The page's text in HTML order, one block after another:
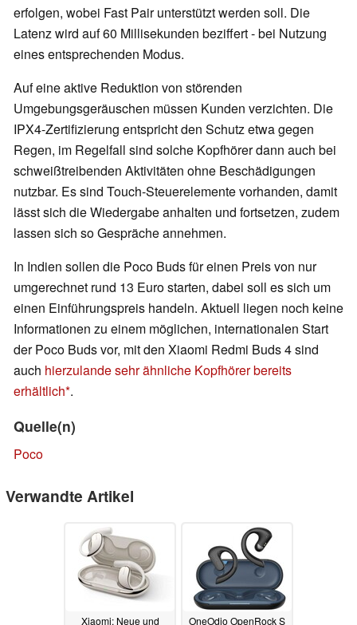
erfolgen, wobei Fast Pair unterstützt werden soll. Die
Latenz wird auf 60 Millisekunden beziffert - bei Nutzung
eines entsprechenden Modus.
Auf eine aktive Reduktion von störenden
Umgebungsgeräuschen müssen Kunden verzichten. Die
IPX4-Zertifizierung entspricht den Schutz etwa gegen
Regen, im Regelfall sind solche Kopfhörer dann auch bei
schweißtreibenden Aktivitäten ohne Beschädigungen
nutzbar. Es sind Touch-Steuerelemente vorhanden, damit
lässt sich die Wiedergabe anhalten und fortsetzen, zudem
lassen sich so Gespräche annehmen.
In Indien sollen die Poco Buds für einen Preis von nur
umgerechnet rund 13 Euro starten, dabei soll es sich um
einen Einführungspreis handeln. Aktuell liegen noch keine
Informationen zu einem möglichen, internationalen Start
der Poco Buds vor, mit den Xiaomi Redmi Buds 4 sind
auch hierzulande sehr ähnliche Kopfhörer bereits
erhältlich .
Quelle(n)
Poco
Verwandte Artikel
Xiaomi: Neue und OneOdio OpenRock S